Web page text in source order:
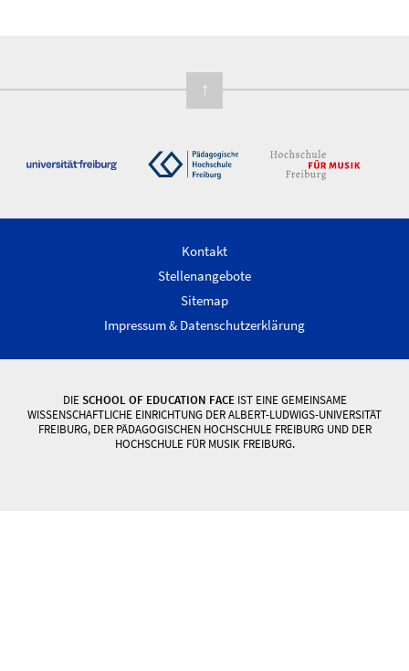
↑
Kontakt
Stellenangebote
Sitemap
Impressum & Datenschutzerklärung
DIE SCHOOL OF EDUCATION FACEIST EINE GEMEINSAME
WISSENSCHAFTLICHE EINRICHTUNG DER ALBERT-LUDWIGS-UNIVERSITÄT
FREIBURG, DER PÄDAGOGISCHEN HOCHSCHULE FREIBURG UND DER
HOCHSCHULE FÜR MUSIK FREIBURG.